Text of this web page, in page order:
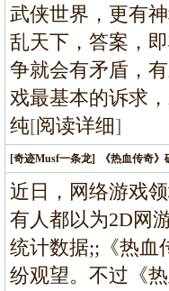
武侠世界，更有
乱天下，答案，
争就会有矛盾，
戏最基本的诉求
纯[阅读详细]
[奇迹Musf一条龙] 《热血传奇
近日，网络游戏
有人都以为2D网
统计数据;;《热血
纷观望。不过《